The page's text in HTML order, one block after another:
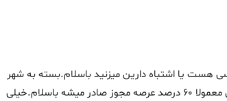
هست یا اشتباه دارین میزنید باسلام.بسته به شهر
.منطقه. طرح تفصیلی و... داره ولیکن معمولا 60 درصد عرصه مجوز صادر میشه باسلام.خیلی